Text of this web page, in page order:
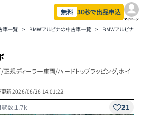
無料 30秒で出品申込
マイページ
車一覧 > BMWアルピナの中古車一覧 > BMWアルピナ B3
規ディーラー車両/ハードトップラッピング,ホイ
新2026/06/26 14:01:22
数:1.7k 21